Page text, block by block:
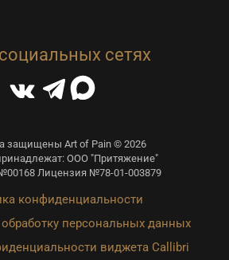
сетях
защищены Art of Pain © 2026
ООО "Притяжение"
Лицензия №78-01-003879
конфиденциальности
персональных данных
виджета Callibri